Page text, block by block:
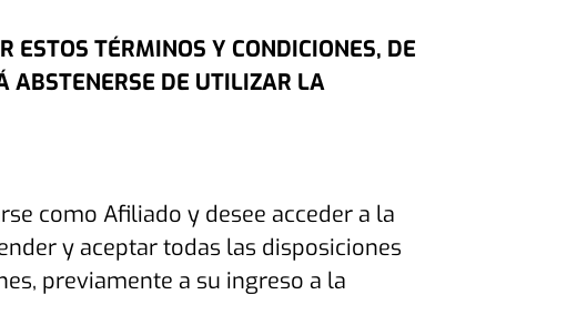
ESTOS TÉRMINOS Y CONDICIONES, DE
ABSTENERSE DE UTILIZAR LA
como Afiliado y desee acceder a la
y aceptar todas las disposiciones
previamente a su ingreso a la